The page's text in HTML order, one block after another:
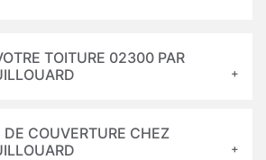
TOITURE 02300 PAR
DE COUVERTURE CHEZ